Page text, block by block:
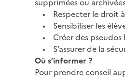
supprimées ou
• Respecter le droit à
• Sensibiliser les
• Créer des pseudos
• S’assurer de la
Où s’informer ?
Pour prendre conseil